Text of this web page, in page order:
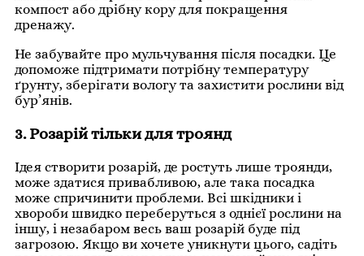
компост або дрібну кору для покращення
дренажу.
Не забувайте про мульчування після посадки. Це
допоможе підтримати потрібну температуру
ґрунту, зберігати вологу та захистити рослини від
бур’янів.
3. Розарій тільки для троянд
Ідея створити розарій, де ростуть лише троянди,
може здатися привабливою, але така посадка
може спричинити проблеми. Всі шкідники і
хвороби швидко переберуться з однієї рослини на
іншу, і незабаром весь ваш розарій буде під
загрозою. Якщо ви хочете уникнути цього, садіть